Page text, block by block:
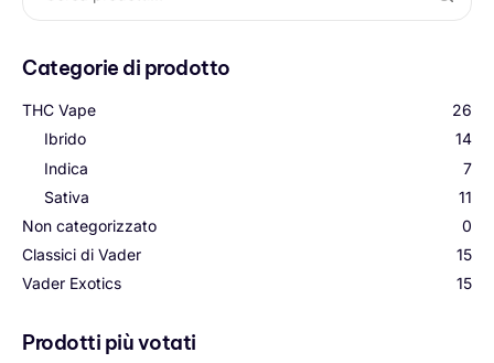
Categorie di prodotto
THC Vape
26
Ibrido
14
Indica
7
Sativa
11
Non categorizzato
0
Classici di Vader
15
Vader Exotics
15
Prodotti più votati